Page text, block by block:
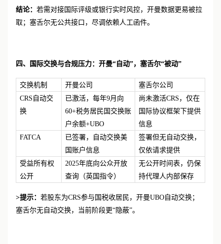
结论： 若需对接国际评级或银行实时风控，开曼数据更易被拉
取；塞舌尔无公共接口，尽调依赖人工函件。
四、国际交换与合规压力：开曼“自动”，塞舌尔“被动”
交换机制 开曼公司
塞舌尔公司
CRS自动交
换
已激活，每年9月向
60+税务居民国交换账
户余额+UBO
尚未激活CRS，仅在
国际协议框架下提供
信息
FATCA
已签署，自动交换美
国账户信息
签署但无自动交换，
仅依请求提供
受益所有权
公开
2025年底向公众开放
查询（英国指令）
无公开时间表，仍保
持代理人内部保存
>提示： 若股东为CRS参与国税收居民，开曼UBO自动交换；
塞舌尔无自动交换，当前阶段更“隐蔽”。